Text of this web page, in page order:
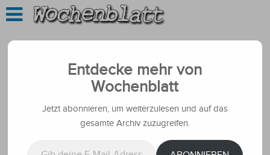
Entdecke mehr von
Wochenblatt
Jetzt abonnieren, um weiterzulesen und auf das
gesamte Archiv zuzugreifen.